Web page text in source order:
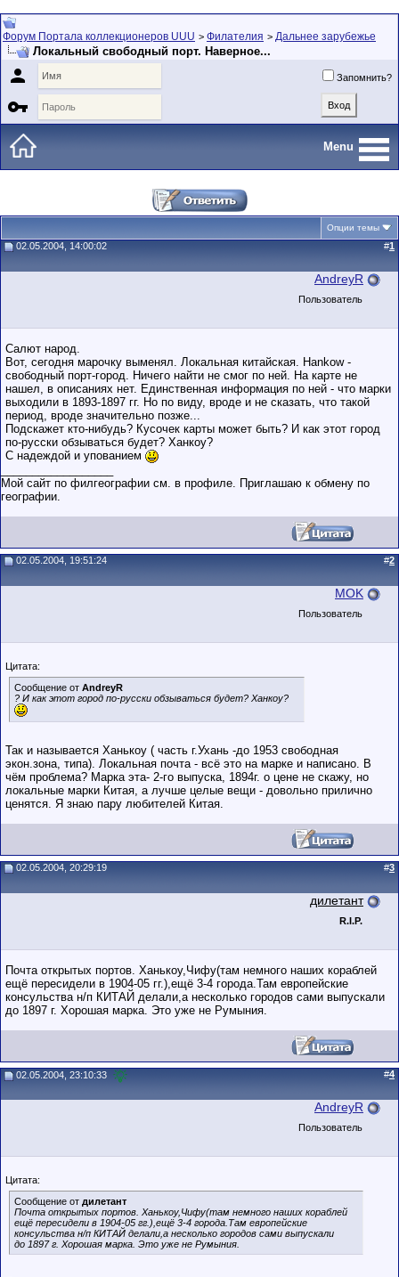
Форум Портала коллекционеров UUU > Филателия > Дальнее зарубежье
Локальный свободный порт. Наверное...
 Запомнить?

Menu
Опции темы
02.05.2004, 14:00:02 #1
AndreyR
Пользователь
Салют народ.
Вот, сегодня марочку выменял. Локальная китайская. Hankow -
свободный порт-город. Ничего найти не смог по ней. На карте не
нашел, в описаниях нет. Единственная информация по ней - что марки
выходили в 1893-1897 гг. Но по виду, вроде и не сказать, что такой
период, вроде значительно позже...
Подскажет кто-нибудь? Кусочек карты может быть? И как этот город
по-русски обзываться будет? Ханкоу?
С надеждой и упованием
Мой сайт по филгеографии см. в профиле. Приглашаю к обмену по
географии.
02.05.2004, 19:51:24 #2
MOK
Пользователь
Цитата:
Сообщение от AndreyR
? И как этот город по-русски обзываться будет? Ханкоу?
Так и называется Ханькоу ( часть г.Ухань -до 1953 свободная
экон.зона, типа). Локальная почта - всё это на марке и написано. В
чём проблема? Марка эта- 2-го выпуска, 1894г. о цене не скажу, но
локальные марки Китая, а лучше целые вещи - довольно прилично
ценятся. Я знаю пару любителей Китая.
02.05.2004, 20:29:19 #3
дилетант
R.I.P.
Почта открытых портов. Ханькоу,Чифу(там немного наших кораблей
ещё пересидели в 1904-05 гг.),ещё 3-4 города.Там европейские
консульства н/п КИТАЙ делали,а несколько городов сами выпускали
до 1897 г. Хорошая марка. Это уже не Румыния.
02.05.2004, 23:10:33 #4
AndreyR
Пользователь
Цитата:
Сообщение от дилетант
Почта открытых портов. Ханькоу,Чифу(там немного наших кораблей
ещё пересидели в 1904-05 гг.),ещё 3-4 города.Там европейские
консульства н/п КИТАЙ делали,а несколько городов сами выпускали
до 1897 г. Хорошая марка. Это уже не Румыния.